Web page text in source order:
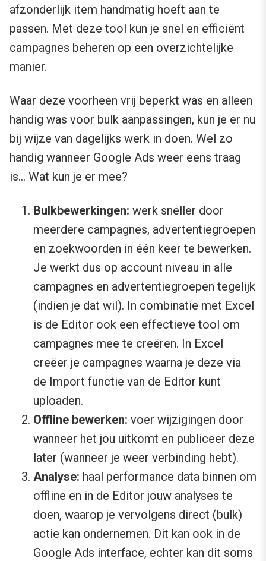
afzonderlijk item handmatig hoeft aan te
passen. Met deze tool kun je snel en efficiënt
campagnes beheren op een overzichtelijke
manier.
Waar deze voorheen vrij beperkt was en alleen
handig was voor bulk aanpassingen, kun je er nu
bij wijze van dagelijks werk in doen. Wel zo
handig wanneer Google Ads weer eens traag
is… Wat kun je er mee?
Bulkbewerkingen: werk sneller door
meerdere campagnes, advertentiegroepen
en zoekwoorden in één keer te bewerken.
Je werkt dus op account niveau in alle
campagnes en advertentiegroepen tegelijk
(indien je dat wil). In combinatie met Excel
is de Editor ook een effectieve tool om
campagnes mee te creëren. In Excel
creëer je campagnes waarna je deze via
de Import functie van de Editor kunt
uploaden.
Offline bewerken: voer wijzigingen door
wanneer het jou uitkomt en publiceer deze
later (wanneer je weer verbinding hebt).
Analyse: haal performance data binnen om
offline en in de Editor jouw analyses te
doen, waarop je vervolgens direct (bulk)
actie kan ondernemen. Dit kan ook in de
Google Ads interface, echter kan dit soms